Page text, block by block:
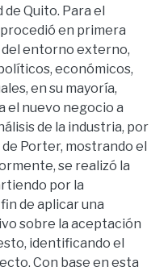
de Quito. Para el
en primera
del entorno externo,
económicos,
en su mayoría,
el nuevo negocio a
de la industria, por
de Porter, mostrando el
se realizó la
por la
de aplicar una
sobre la aceptación
identificando el
Con base en esta